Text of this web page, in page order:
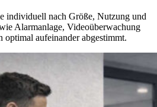
individuell nach Größe, Nutzung und
Alarmanlage, Videoüberwachung
aufeinander abgestimmt.